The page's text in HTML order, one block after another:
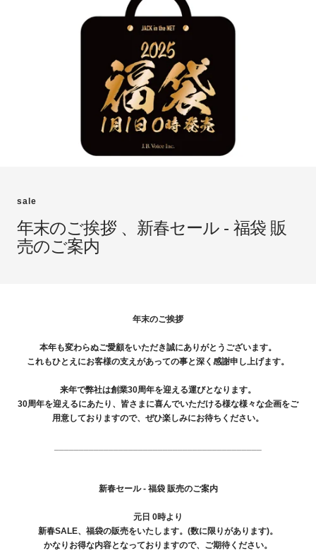
sale
年末のご挨拶 、新春セール - 福袋 販
売のご案内
年末のご挨拶
本年も変わらぬご愛顧をいただき誠にありがとうございます。
これもひとえにお客様の支えがあっての事と深く感謝申し上げます。
来年で弊社は創業30周年を迎える運びとなります。
30周年を迎えるにあたり、皆さまに喜んでいただける様な様々な企画をご
用意しておりますので、ぜひ楽しみにお待ちください。
新春セール - 福袋 販売のご案内
元日 0時より
新春SALE、福袋の販売をいたします。(数に限りがあります)。
かなりお得な内容となっておりますので、ご期待ください。